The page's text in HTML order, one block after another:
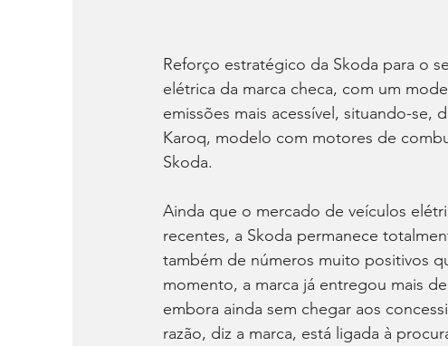
Reforço estratégico da Skoda para o
elétrica da marca checa, com um
emissões mais acessível, situando-
Karoq, modelo com motores de
Skoda.
Ainda que o mercado de veículos
recentes, a Skoda permanece
também de números muito positivos
momento, a marca já entregou mais
embora ainda sem chegar aos
razão, diz a marca, está ligada à